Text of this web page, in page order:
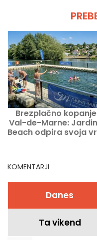
Brezplačno
Val-de-Marne:
Beach odpira svoja
KOMENTARJI
Danes
Ta vikend